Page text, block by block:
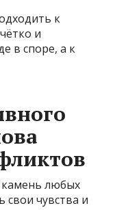
к
и
в споре, а к
любых
чувства и